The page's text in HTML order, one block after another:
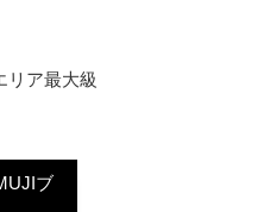
リア最大級
ブ